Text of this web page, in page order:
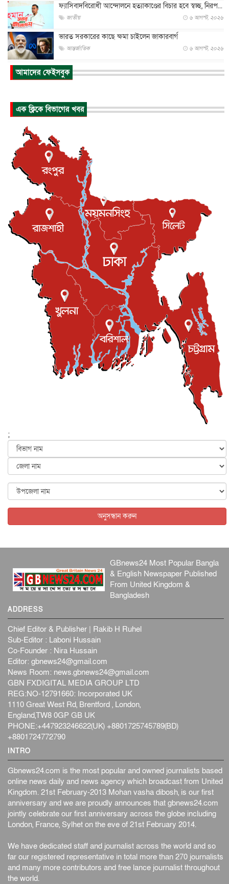
ফ্যাসিবাদবিরোধী আন্দোলনে হত্যাকাণ্ডের বিচার হবে স্বচ্ছ, নিরপ...
জাতীয় ৬ আগস্ট, ২০২৬
ভারত সরকারের কাছে ক্ষমা চাইলেন জাকারবার্গ
আন্তর্জাতিক ৬ আগস্ট, ২০২৬
আকাশে ট্রাম্পের হেলিকপ্টার ও যাত্রীবাহী বিমান মুখোমুখি, তদন্...
আন্তর্জাতিক
আন্তর্জাতিক ৬ আগস্ট, ২০২৬
টি-টোয়েন্টি ইতিহাসের সর্বোচ্চ রানের মালিক এখন জস বাটলার
বস্তিতে কেটেছে শৈশব, আজ মুম্বাইয়ে দুই বাড়ির মালিক
বিনোদন ৬ আগস্ট, ২০২৬
যুক্তরাজ্যে বসবাসরত জাতীয়তাবাদী কুলাউড়াবাসীর মত বিনিময়
সভা...
ইউকে কমিউনিটি ৫ আগস্ট, ২০২৬
প্রধানমন্ত্রীকে সৌদি আরব সফরের আমন্ত্রণ
জাতীয় ৫ আগস্ট, ২০২৬
জুলাই গণ-অভ্যুত্থান দিবস আজ, স্মরণে দেশজুড়ে কর্মসূচি
জাতীয় ৫ আগস্ট, ২০২৬
জনগণ পরিবর্তন চেয়েছে বলেই জুলাই আন্দোলন সফল :
৫ আগস্ট, ২০২৬
বেনজীর আহমেদের সঙ্গে পরীমনির ঘনিষ্ঠ সম্পর্ক ছিল : নাসির
মাহম...
জাতীয় ৫ আগস্ট, ২০২৬
হরমুজ নিয়ে ইরান-মার্কিন চুক্তি হতে পারে আজ : মার্কিন অর্থমন...
৫ আগস্ট, ২০২৬
পৃথিবীর দিকে আসছে বিধ্বংসী বস্তু, পারমাণবিক বোমা দিয়ে করা
আন্তর্জাতিক ৫ আগস্ট, ২০২৬
কেনিয়ায় ১৫ হাতির রহস্যজনক মৃত্যু, সন্দেহের মুখে কীটনাশকের
আন্তর্জাতিক ৫ আগস্ট, ২০২৬
আমাদের ফেইসবুক
এক ক্লিকে বিভাগের খবর
;
অনুসন্ধান করুন
GBnews24 Most Popular Bangla
& English Newspaper Published
From United Kingdom &
Bangladesh
ADDRESS
Chief Editor & Publisher | Rakib H Ruhel
Sub-Editor : Laboni Hussain
Co-Founder : Nira Hussain
Editor: gbnews24@gmail.com
News Room: news.gbnews24@gmail.com
GBN FXDIGITAL MEDIA GROUP LTD
REG:NO-12791660: Incorporated UK
1110 Great West Rd, Brentford , London,
England,TW8 0GP GB UK
PHONE:+447923246622(UK) +8801725745789(BD)
+8801724772790
INTRO
Gbnews24.com is the most popular and owned journalists based
online news daily and news agency which broadcast from United
Kingdom. 21st February-2013 Mohan vasha dibosh, is our first
anniversary and we are proudly announces that gbnews24.com
jointly celebrate our first anniversary across the globe including
London, France, Sylhet on the eve of 21st February 2014.
We have dedicated staff and journalist across the world and so
far our registered representative in total more than 270 journalists
and many more contributors and free lance journalist throughout
the world.